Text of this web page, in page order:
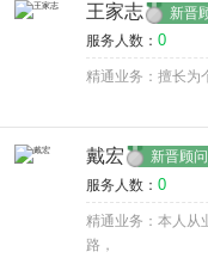
王家志 新晋
服务人数： 0
精通业务：擅长为
戴宏 新晋顾问
服务人数： 0
精通业务：本人从
路，